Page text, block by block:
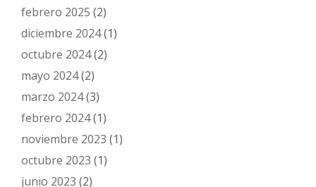
febrero 2025 (2)
diciembre 2024(1)
octubre 2024(2)
mayo 2024(2)
marzo 2024(3)
febrero 2024(1)
noviembre 2023 (1)
octubre 2023 (1)
junio 2023 (2)